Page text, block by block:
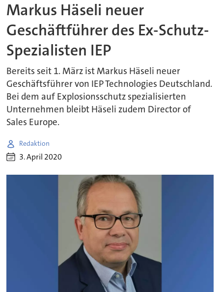
Markus Häseli neuer
Geschäftführer des Ex-Schutz-
Spezialisten IEP
Bereits seit 1. März ist Markus Häseli neuer
Geschäftsführer von IEP Technologies Deutschland.
Bei dem auf Explosionsschutz spezialisierten
Unternehmen bleibt Häseli zudem Director of
Sales Europe.
Redaktion
3. April 2020